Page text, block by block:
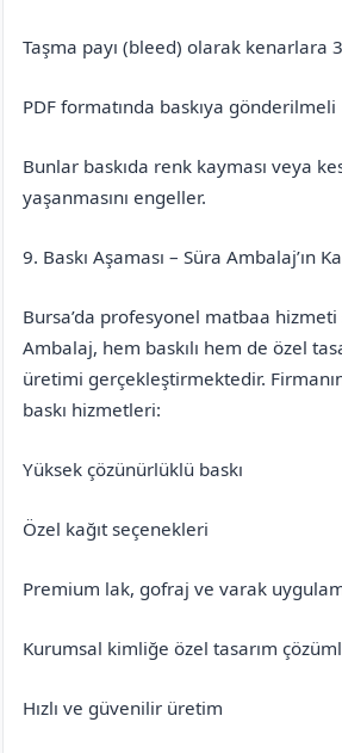
Taşma payı (bleed) olarak kenarlara
PDF formatında baskıya gönderilmeli
Bunlar baskıda renk kayması veya
yaşanmasını engeller.
9. Baskı Aşaması – Süra Ambalaj’ın
Bursa’da profesyonel matbaa hizmeti
Ambalaj, hem baskılı hem de özel
üretimi gerçekleştirmektedir.
baskı hizmetleri:
Yüksek çözünürlüklü baskı
Özel kağıt seçenekleri
Premium lak, gofraj ve varak
Kurumsal kimliğe özel tasarım
Hızlı ve güvenilir üretim